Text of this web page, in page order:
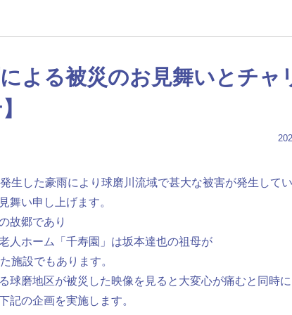
による被災のお見舞いとチャ
生した豪雨により球磨川流域で甚大な被害が発生してい
舞い申し上げます。
故郷であり
人ホーム「千寿園」は坂本達也の祖母が
施設でもあります。
球磨地区が被災した映像を見ると大変心が痛むと同時に
記の企画を実施します。